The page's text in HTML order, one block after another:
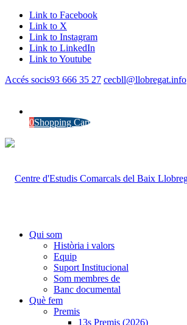
Link to Facebook
Link to X
Link to Instagram
Link to LinkedIn
Link to Youtube
Accés socis93 666 35 27 cecbll@llobregat.info
0Shopping Cart
Qui som
Història i valors
Equip
Suport Institucional
Som membres de
Banc documental
Què fem
Premis
13s Premis (2026)